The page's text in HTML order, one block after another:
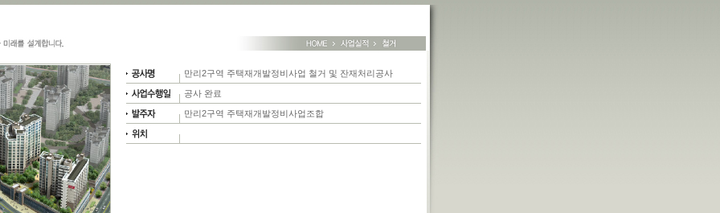
만리2구역 주택재개발정비사업 철거 및 잔재처리공사
공사 완료
만리2구역 주택재개발정비사업조합